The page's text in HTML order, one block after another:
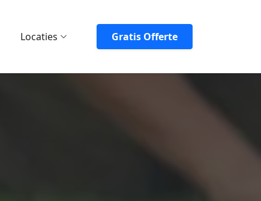
Locaties Gratis Offerte